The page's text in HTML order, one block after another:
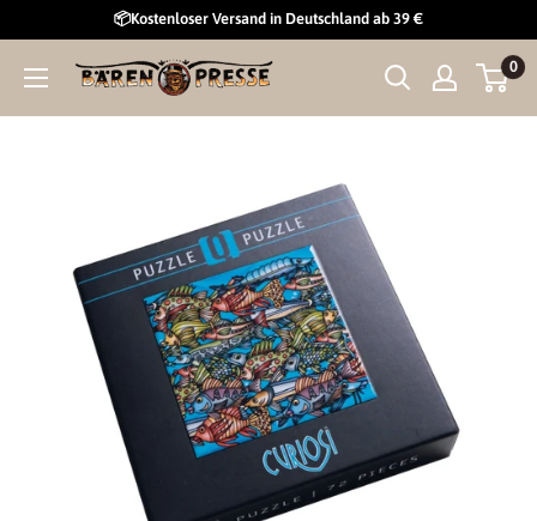
Inhalt
📦Kostenloser Versand in Deutschland ab 39 €
Curiosi
0